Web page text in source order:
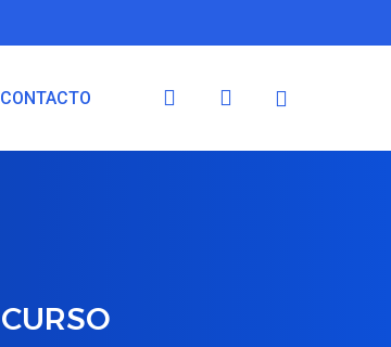
CONTACTO search account
CURSO